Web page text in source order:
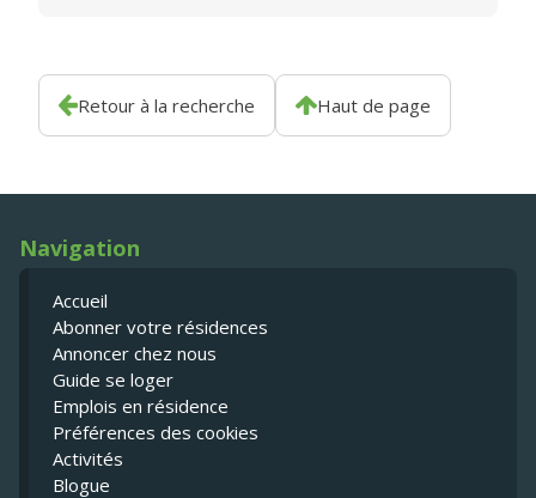
Retour à la recherche Haut de page
Navigation
Accueil
Abonner votre résidences
Annoncer chez nous
Guide se loger
Emplois en résidence
Préférences des cookies
Activités
Blogue